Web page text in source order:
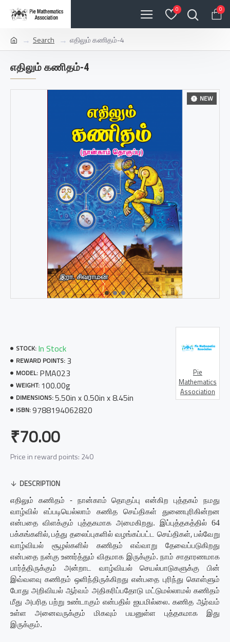
0 0
Search எதிலும் கணிதம்-4
எதிலும் கணிதம்-4
NEW
STOCK: In Stock
REWARD POINTS: 3
MODEL: PMA023
WEIGHT: 100.00g
DIMENSIONS:5.50in x 0.50in x 8.45in
ISBN:9788194062820
Pie
Mathematics
Association
₹70.00
Price in reward points: 240
DESCRIPTION
எதிலும் கணிதம் - நான்காம் தொகுப்பு என்கிற புத்தகம் நமது
வாழ்வில் எப்படியெல்லாம் கணித செய்திகள் துணைபுரிகின்றன
என்பதை விளக்கும் புத்தகமாக அமைகிறது. இப்புத்தகத்தில் 64
பக்கங்களில்,பத்து தலைப்புகளில் வழங்கப்பட்ட செய்திகள்,பல்வேறு
வாழ்வியல் சூழல்களில் கணிதம் எவ்வாறு தேவைப்படுகிறது
என்பதை நன்கு உணர்த்தும் விதமாக இருக்கும். நாம் சாதாரணமாக
பார்த்திருக்கும் அன்றாட வாழ்வியல் செயல்பாடுகளுக்கு பின்
இவ்வளவு கணிதம் ஒளிந்திருக்கிறது என்பதை புரிந்து கொள்ளும்
போது அறிவியல் ஆர்வம் அதிகரிப்பதோடு மட்டுமல்லாமல் கணிதம்
மீது அபரித பற்று உண்டாகும் என்பதில் ஐயமில்லை. கணித ஆர்வம்
உள்ள அனைவருக்கும் மிகவும் பயனுள்ள புத்தகமாக இது
இருக்கும்.